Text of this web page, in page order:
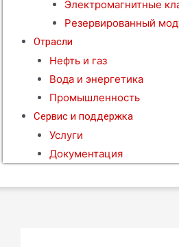
Электромагнитные
Резервированный
Отрасли
Нефть и газ
Вода и энергетика
Промышленность
Сервис и поддержка
Услуги
Документация